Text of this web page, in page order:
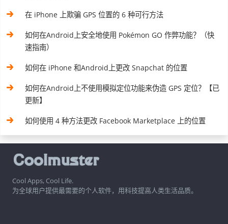
在 iPhone 上欺骗 GPS 位置的 6 种可行方法
如何在Android上安全地使用 Pokémon GO 作弊功能？（快
速指南）
如何在 iPhone 和Android上更改 Snapchat 的位置
如何在Android上不使用模拟定位功能来伪造 GPS 定位？【已
更新】
如何使用 4 种方法更改 Facebook Marketplace 上的位置
Cool Apps, Cool Life.
为全球用户提供最需要的个人软件，用科技提高人类生活品质。